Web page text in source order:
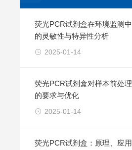
荧光PCR试剂盒在环境监测中
的灵敏性与特异性分析
2025-01-14
荧光PCR试剂盒对样本前处理
的要求与优化
2025-01-14
荧光PCR试剂盒：原理、应用